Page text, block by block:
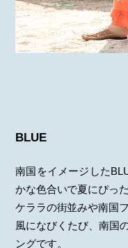
BLUE
南国をイメージした
かな色合いで夏にぴった
ケララの街並みや南国
風になびくたび、南国
ングです。